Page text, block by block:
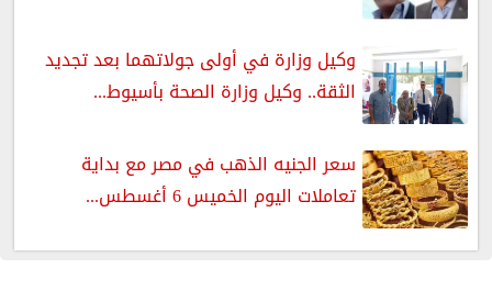
وكيل وزارة في أولى جولاتهما بعد تجديد
الثقة.. وكيل وزارة الصحة بأسيوط...
سعر الجنيه الذهب في مصر مع بداية
تعاملات اليوم الخميس 6 أغسطس...